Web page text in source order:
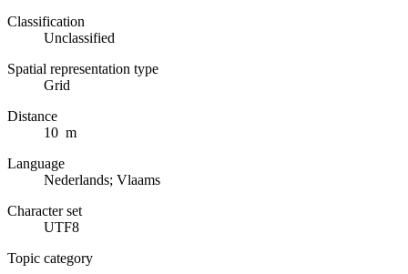
Classification
Unclassified
Spatial representation type
Grid
Distance
10 m
Language
Nederlands; Vlaams
Character set
UTF8
Topic category